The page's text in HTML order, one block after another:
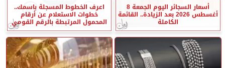
أسعار السجائر اليوم الجمعة 8
أغسطس 2026 بعد الزيادة.. القائمة
الكاملة
اعرف الخطوط المسجلة باسمك..
خطوات الاستعلام عن أرقام
المحمول المرتبطة بالرقم القومي